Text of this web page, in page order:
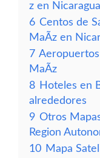
z en
6 Centos de
MaÃ­z en
7
MaÃ­z
8 Hoteles en
alrededores
9 Otros
Region
10 Mapa